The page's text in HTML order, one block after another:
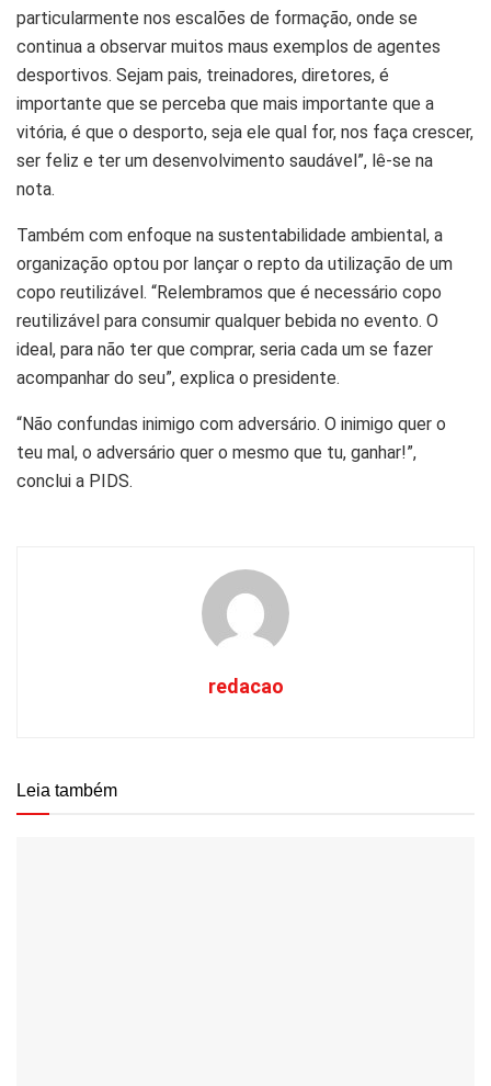
particularmente nos escalões de formação, onde se
continua a observar muitos maus exemplos de agentes
desportivos. Sejam pais, treinadores, diretores, é
importante que se perceba que mais importante que a
vitória, é que o desporto, seja ele qual for, nos faça crescer,
ser feliz e ter um desenvolvimento saudável”, lê-se na
nota.
Também com enfoque na sustentabilidade ambiental, a
organização optou por lançar o repto da utilização de um
copo reutilizável. “Relembramos que é necessário copo
reutilizável para consumir qualquer bebida no evento. O
ideal, para não ter que comprar, seria cada um se fazer
acompanhar do seu”, explica o presidente.
“Não confundas inimigo com adversário. O inimigo quer o
teu mal, o adversário quer o mesmo que tu, ganhar!”,
conclui a PIDS.
redacao
Leia também